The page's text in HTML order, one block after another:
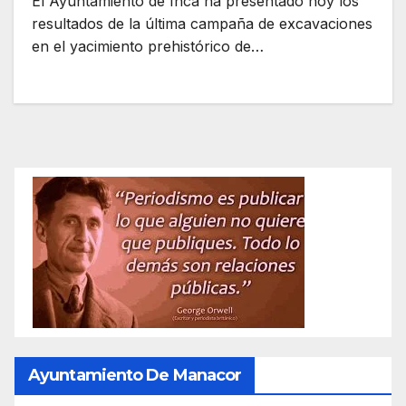
resultados de la última campaña de excavaciones
en el yacimiento prehistórico de…
Ayuntamiento De Manacor